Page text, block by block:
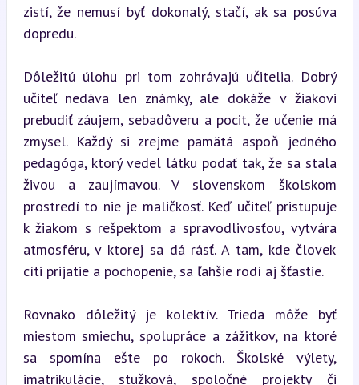
zistí, že nemusí byť dokonalý, stačí, ak sa posúva
dopredu.
Dôležitú úlohu pri tom zohrávajú učitelia. Dobrý
učiteľ nedáva len známky, ale dokáže v žiakovi
prebudiť záujem, sebadôveru a pocit, že učenie má
zmysel. Každý si zrejme pamätá aspoň jedného
pedagóga, ktorý vedel látku podať tak, že sa stala
živou a zaujímavou. V slovenskom školskom
prostredí to nie je maličkosť. Keď učiteľ pristupuje
k žiakom s rešpektom a spravodlivosťou, vytvára
atmosféru, v ktorej sa dá rásť. A tam, kde človek
cíti prijatie a pochopenie, sa ľahšie rodí aj šťastie.
Rovnako dôležitý je kolektív. Trieda môže byť
miestom smiechu, spolupráce a zážitkov, na ktoré
sa spomína ešte po rokoch. Školské výlety,
imatrikulácie, stužková, spoločné projekty či